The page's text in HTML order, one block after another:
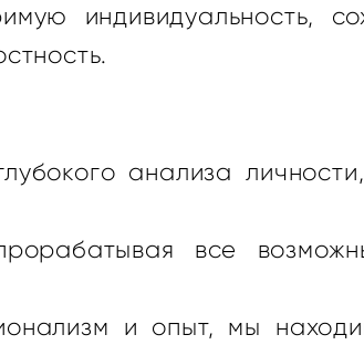
индивидуальность,
анализа
все
и опыт, мы